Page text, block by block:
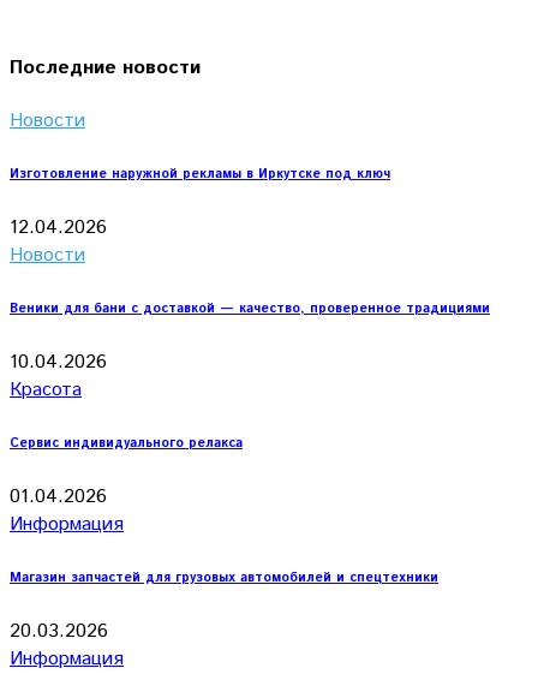
Последние новости
Новости
Изготовление наружной рекламы в Иркутске под ключ
12.04.2026
Новости
Веники для бани с доставкой — качество, проверенное традициями
10.04.2026
Красота
Сервис индивидуального релакса
01.04.2026
Информация
Магазин запчастей для грузовых автомобилей и спецтехники
20.03.2026
Информация